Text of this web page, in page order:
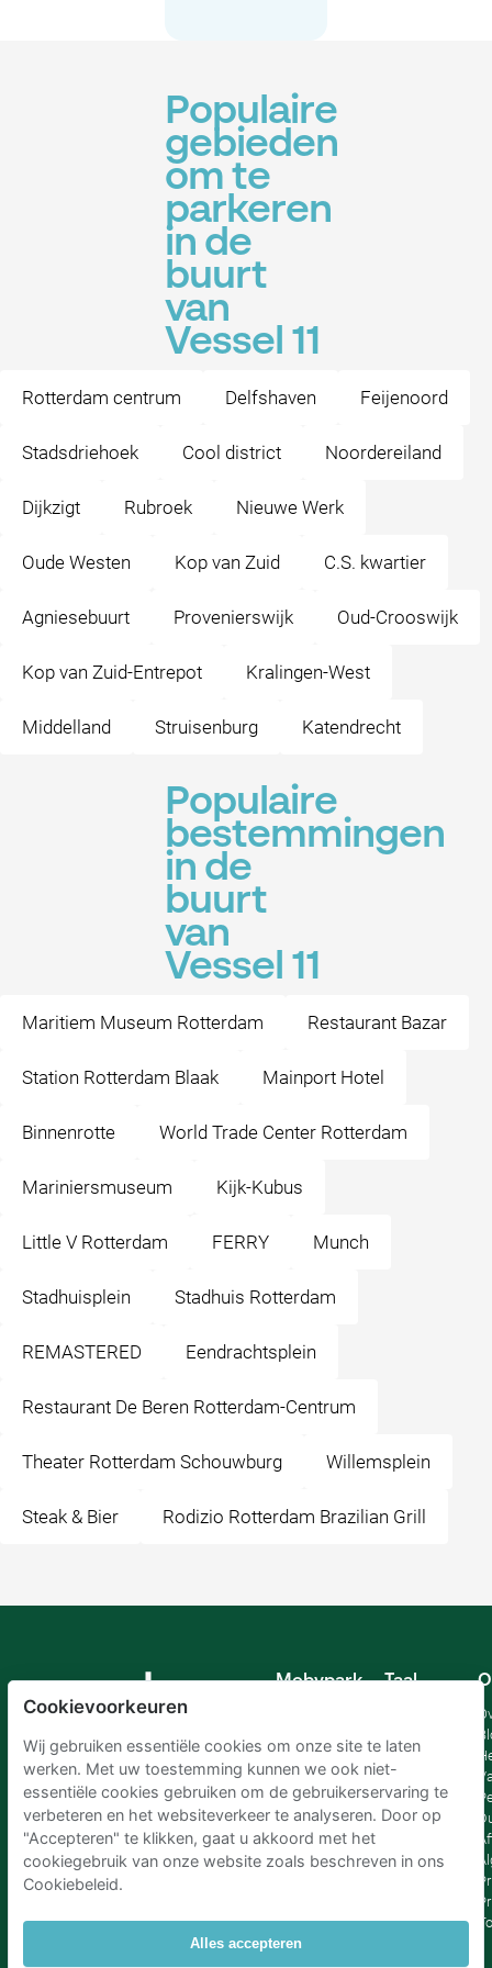
Populaire
gebieden
om te
parkeren
in de
buurt
van
Vessel 11
Rotterdam centrum Delfshaven Feijenoord
Stadsdriehoek Cool district Noordereiland
Dijkzigt Rubroek Nieuwe Werk
Oude Westen Kop van Zuid C.S. kwartier
Agniesebuurt Provenierswijk Oud-Crooswijk
Kop van Zuid-Entrepot Kralingen-West
Middelland Struisenburg Katendrecht
Populaire
bestemmingen
in de
buurt
van
Vessel 11
Maritiem Museum Rotterdam Restaurant Bazar
Station Rotterdam Blaak Mainport Hotel
Binnenrotte World Trade Center Rotterdam
Mariniersmuseum Kijk-Kubus
Little V Rotterdam FERRY Munch
Stadhuisplein Stadhuis Rotterdam
REMASTERED Eendrachtsplein
Restaurant De Beren Rotterdam-Centrum
Theater Rotterdam Schouwburg Willemsplein
Steak & Bier Rodizio Rotterdam Brazilian Grill
Mobypark
Taal
Spaans
Frankrijk
Italiaans
Nederlands
Cookievoorkeuren
Wij gebruiken essentiële cookies om onze site te laten
werken. Met uw toestemming kunnen we ook niet-
essentiële cookies gebruiken om de gebruikerservaring te
verbeteren en het websiteverkeer te analyseren. Door op
"Accepteren" te klikken, gaat u akkoord met het
cookiegebruik van onze website zoals beschreven in ons
Cookiebeleid.
Alles accepteren